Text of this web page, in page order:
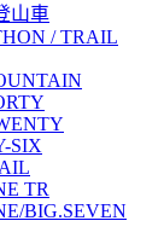
山車
/ TRAIL
SIX
TR
BIG.SEVEN